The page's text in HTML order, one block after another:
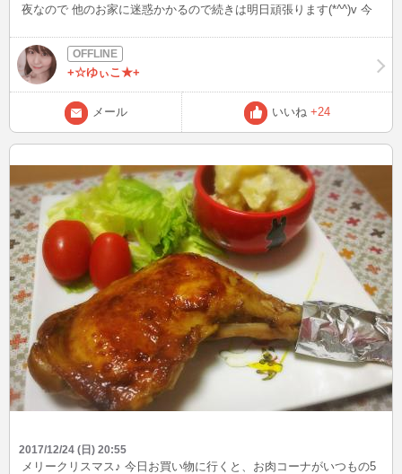
夜なので 他のお家に迷惑かかるので続きは明日頑張ります(*^^)v 今
+☆ゆぃこ★+
メール いいね +24
2017/12/24 (日) 20:55
メリークリスマス♪ 今日お買い物に行くと、お肉コーナがいつもの5